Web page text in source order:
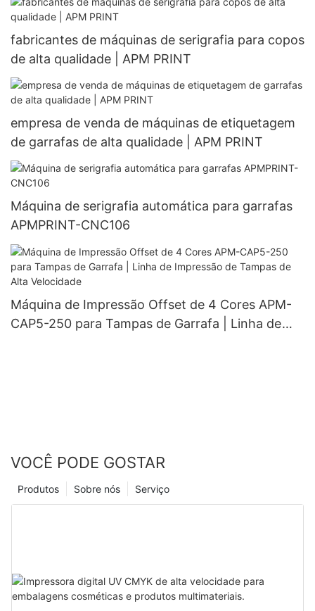
fabricantes de máquinas de serigrafia para copos
de alta qualidade | APM PRINT
empresa de venda de máquinas de etiquetagem
de garrafas de alta qualidade | APM PRINT
Máquina de serigrafia automática para garrafas
APMPRINT-CNC106
Máquina de Impressão Offset de 4 Cores APM-
CAP5-250 para Tampas de Garrafa | Linha de
VOCÊ PODE GOSTAR
Serviço
Sobre nós
Produtos